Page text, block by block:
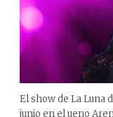
El show de La Luna
junio en el ueno